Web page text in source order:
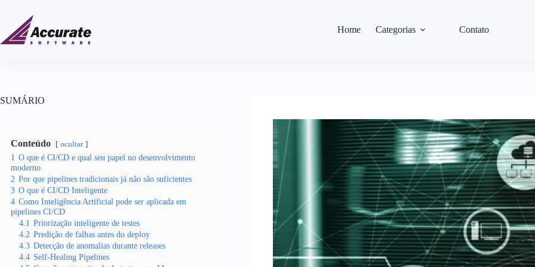
Home Categorias Contato
SUMÁRIO
Conteúdo ocultar
1 O que é CI/CD e qual seu papel no desenvolvimento
moderno
2 Por que pipelines tradicionais já não são suficientes
3 O que é CI/CD Inteligente
4 Como Inteligência Artificial pode ser aplicada em
pipelines CI/CD
4.1 Priorização inteligente de testes
4.2 Predição de falhas antes do deploy
4.3 Detecção de anomalias durante releases
4.4 Self-Healing Pipelines